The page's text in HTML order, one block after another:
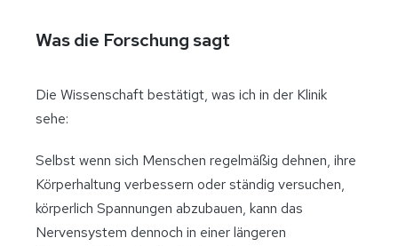
Was die Forschung sagt
Die Wissenschaft bestätigt, was ich in der Klinik
sehe:
Selbst wenn sich Menschen regelmäßig dehnen, ihre
Körperhaltung verbessern oder ständig versuchen,
körperlich Spannungen abzubauen, kann das
Nervensystem dennoch in einer längeren